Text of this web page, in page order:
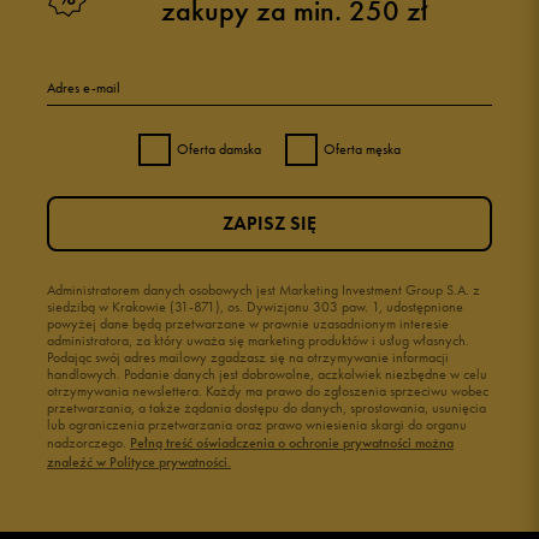
zakupy za min. 250 zł
Adres e-mail
Oferta damska Oferta męska
Administratorem danych osobowych jest Marketing Investment Group S.A. z
siedzibą w Krakowie (31-871), os. Dywizjonu 303 paw. 1, udostępnione
powyżej dane będą przetwarzane w prawnie uzasadnionym interesie
administratora, za który uważa się marketing produktów i usług własnych.
Podając swój adres mailowy zgadzasz się na otrzymywanie informacji
handlowych. Podanie danych jest dobrowolne, aczkolwiek niezbędne w celu
otrzymywania newslettera. Każdy ma prawo do zgłoszenia sprzeciwu wobec
przetwarzania, a także żądania dostępu do danych, sprostowania, usunięcia
lub ograniczenia przetwarzania oraz prawo wniesienia skargi do organu
nadzorczego. Pełną treść oświadczenia o ochronie prywatności można
znaleźć w Polityce prywatności.
ZAPISZ SIĘ